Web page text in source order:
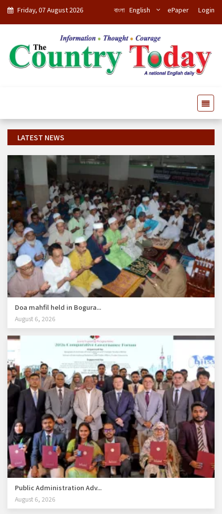
Friday, 07 August 2026 বাংলা English ePaper Login
LATEST NEWS
Doa mahfil held in Bogura...
August 6, 2026
Public Administration Adv...
August 6, 2026